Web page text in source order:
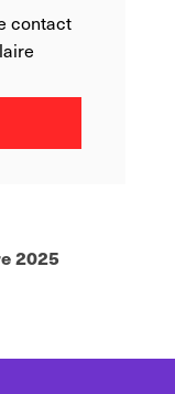
contact
2025